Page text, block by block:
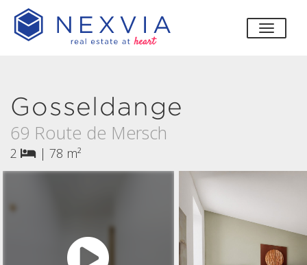
Gosseldange
69 Route de Mersch
2 | 78 m²